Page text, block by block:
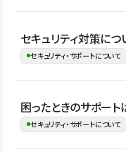
はい。CMSやコンポーネ
ことで、デザインを崩し
ながらレイアウトに影響
す。
セキュリティ対策につ
セキュリティ・サポートについて
Studioでは、公開サイト
の暗号化、データ保護
困ったときのサポート
セキュリティ・サポートについて